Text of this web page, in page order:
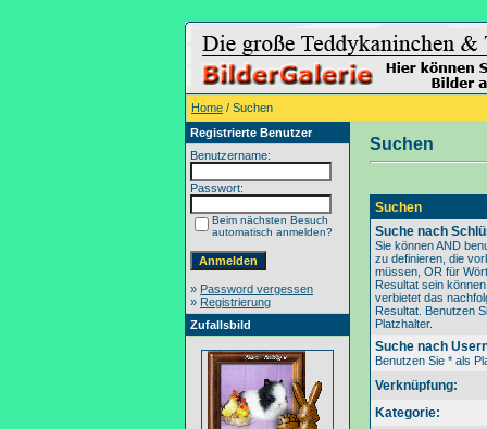
Home / Suchen
Registrierte Benutzer
Benutzername:
Passwort:
Beim nächsten Besuch
automatisch anmelden?
» Password vergessen
» Registrierung
Zufallsbild
Suchen
Suchen
Suche nach
Sie können AND
zu definieren, die
müssen, OR für
Resultat sein
verbietet das
Resultat. Benutzen
Platzhalter.
Suche nach
Benutzen Sie * als
Verknüpfung:
Kategorie: